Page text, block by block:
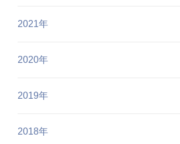
2021年
2020年
2019年
2018年